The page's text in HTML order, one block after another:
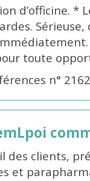
d’officine. *
toute
n°
des clients,
et